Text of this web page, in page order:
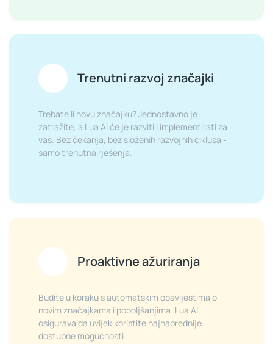
Trenutni razvoj značajki
Trebate li novu značajku? Jednostavno je
zatražite, a Lua AI će je razviti i implementirati za
vas. Bez čekanja, bez složenih razvojnih ciklusa -
samo trenutna rješenja.
Proaktivne ažuriranja
Budite u koraku s automatskim obavijestima o
novim značajkama i poboljšanjima. Lua AI
osigurava da uvijek koristite najnaprednije
dostupne mogućnosti.